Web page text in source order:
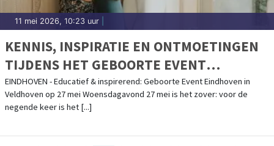
11 mei 2026, 10:23 uur
KENNIS, INSPIRATIE EN ONTMOETINGEN
TIJDENS HET GEBOORTE EVENT
EINDHOVEN IN VELDHOVEN OP 27 MEI
2026
EINDHOVEN - Educatief & inspirerend: Geboorte Event Eindhoven in
Veldhoven op 27 mei Woensdagavond 27 mei is het zover: voor de
negende keer is het [...]